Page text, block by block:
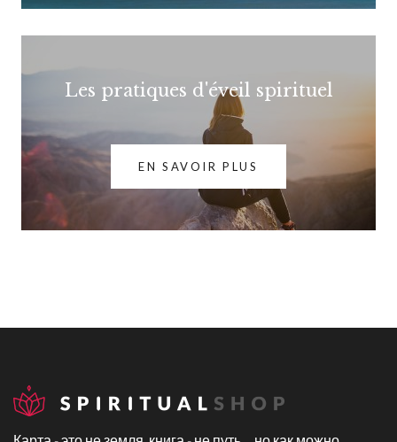
Les pratiques d'éveil spirituel
EN SAVOIR PLUS